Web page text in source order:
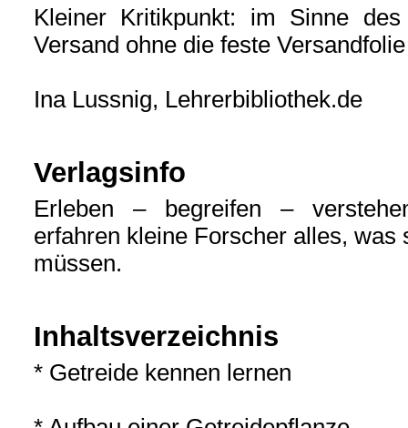
Kleiner Kritikpunkt: im Sinne
Versand ohne die feste
Ina Lussnig, Lehrerbibliothek.de
Verlagsinfo
Erleben – begreifen –
erfahren kleine Forscher alles,
müssen.
Inhaltsverzeichnis
* Getreide kennen lernen